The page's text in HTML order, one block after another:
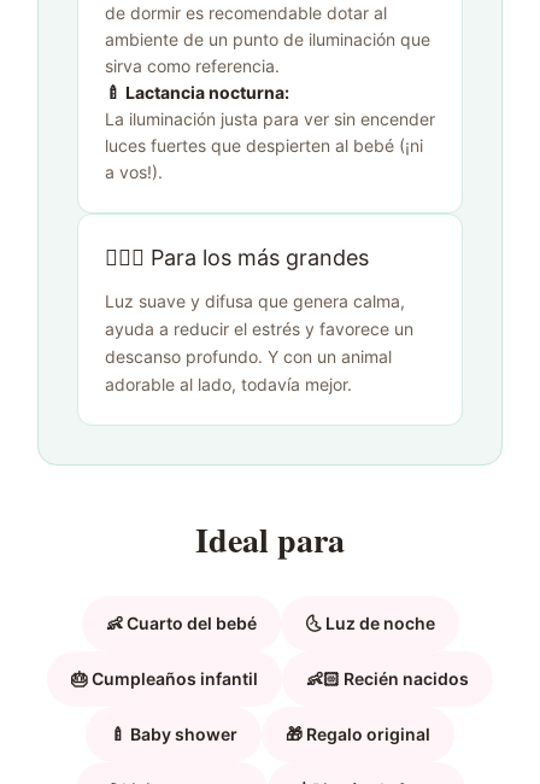
de dormir es recomendable dotar al
ambiente de un punto de iluminación que
sirva como referencia.
🍼 Lactancia nocturna:
La iluminación justa para ver sin encender
luces fuertes que despierten al bebé (¡ni
a vos!).
🙋🏻‍♀️ Para los más grandes
Luz suave y difusa que genera calma,
ayuda a reducir el estrés y favorece un
descanso profundo. Y con un animal
adorable al lado, todavía mejor.
Ideal para
👶 Cuarto del bebé 🌜 Luz de noche
🎂 Cumpleaños infantil 👶🏻 Recién nacidos
🍼 Baby shower 🎁 Regalo original